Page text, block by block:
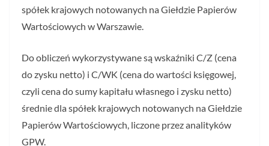
spółek krajowych notowanych na Giełdzie Papierów
Wartościowych w Warszawie.
Do obliczeń wykorzystywane są wskaźniki C/Z (cena
do zysku netto) i C/WK (cena do wartości księgowej,
czyli cena do sumy kapitału własnego i zysku netto)
średnie dla spółek krajowych notowanych na Giełdzie
Papierów Wartościowych, liczone przez analityków
GPW.